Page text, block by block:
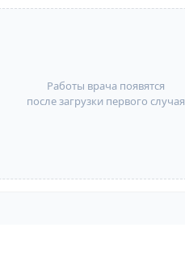
Работы врача появятся
после загрузки первого случая